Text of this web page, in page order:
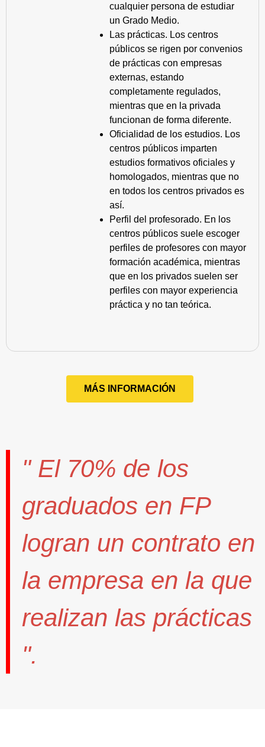
cualquier persona de estudiar
un Grado Medio.
Las prácticas. Los centros
públicos se rigen por convenios
de prácticas con empresas
externas, estando
completamente regulados,
mientras que en la privada
funcionan de forma diferente.
Oficialidad de los estudios. Los
centros públicos imparten
estudios formativos oficiales y
homologados, mientras que no
en todos los centros privados es
así.
Perfil del profesorado. En los
centros públicos suele escoger
perfiles de profesores con mayor
formación académica, mientras
que en los privados suelen ser
perfiles con mayor experiencia
práctica y no tan teórica.
MÁS INFORMACIÓN
" El 70% de los
graduados en FP
logran un contrato en
la empresa en la que
realizan las prácticas
".